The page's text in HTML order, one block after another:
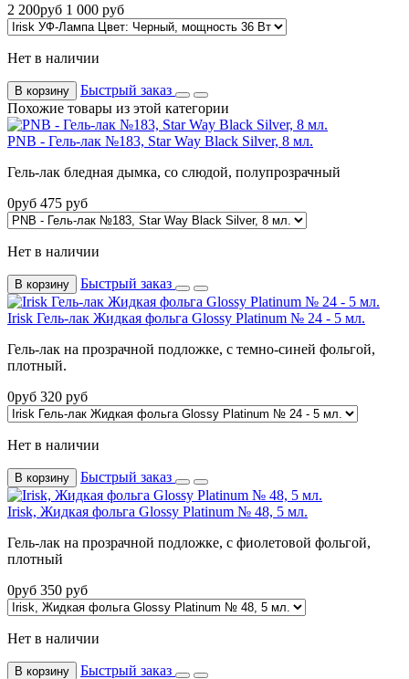
2 200руб 1 000 руб
Нет в наличии
В корзину
Быстрый заказ
Похожие товары из этой категории
PNB - Гель-лак №183, Star Way Black Silver, 8 мл.
Гель-лак бледная дымка, со слюдой, полупрозрачный
0руб 475 руб
Нет в наличии
В корзину Быстрый заказ
Irisk Гель-лак Жидкая фольга Glossy Platinum № 24 - 5 мл.
Гель-лак на прозрачной подложке, с темно-синей фольгой,
плотный.
0руб 320 руб
Нет в наличии
В корзину Быстрый заказ
Irisk, Жидкая фольга Glossy Platinum № 48, 5 мл.
Гель-лак на прозрачной подложке, с фиолетовой фольгой,
плотный
0руб 350 руб
Нет в наличии
В корзину
Быстрый заказ